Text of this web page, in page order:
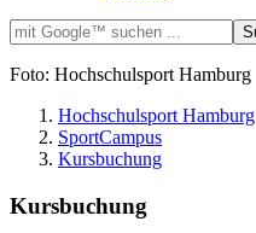
Foto: Hochschulsport Hamburg
Hochschulsport Hamburg
SportCampus
Kursbuchung
Kursbuchung